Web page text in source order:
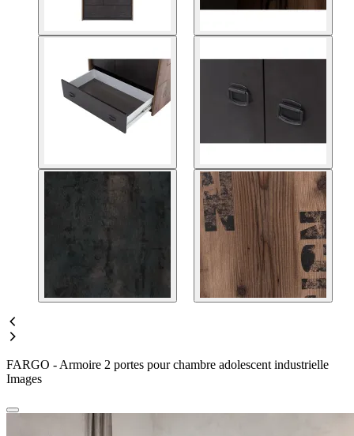
FARGO - Armoire 2 portes pour chambre adolescent industrielle
Images